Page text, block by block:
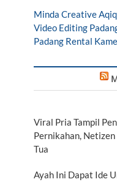
Minda Creative
Video Editing
Padang Rental
Viral Pria Tampil
Pernikahan,
Tua
Ayah Ini Dapat Ide